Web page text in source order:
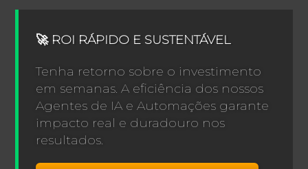
🚀 ROI RÁPIDO E SUSTENTÁVEL
Tenha retorno sobre o investimento
em semanas. A eficiência dos nossos
Agentes de IA e Automações garante
impacto real e duradouro nos
resultados.